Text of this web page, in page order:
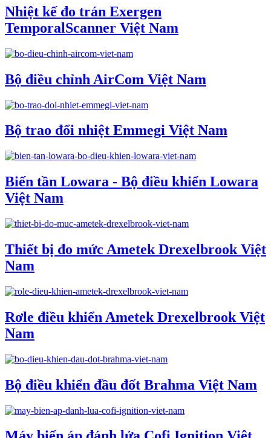
Nhiệt kế đo trán Exergen
TemporalScanner Việt Nam
Bộ điều chỉnh AirCom Việt Nam
Bộ trao đổi nhiệt Emmegi Việt Nam
Biến tần Lowara - Bộ điều khiển Lowara
Việt Nam
Thiết bị đo mức Ametek Drexelbrook Việt
Nam
Rơle điều khiển Ametek Drexelbrook Việt
Nam
Bộ điều khiển đầu đốt Brahma Việt Nam